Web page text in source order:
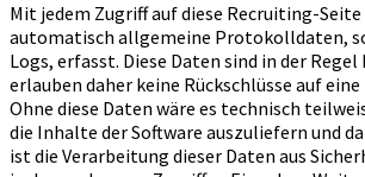
Mit jedem Zugriff auf diese Recruiting-Seite
automatisch allgemeine Protokolldaten,
Logs, erfasst. Diese Daten sind in der Regel
erlauben daher keine Rückschlüsse auf
Ohne diese Daten wäre es technisch
die Inhalte der Software auszuliefern und
ist die Verarbeitung dieser Daten aus